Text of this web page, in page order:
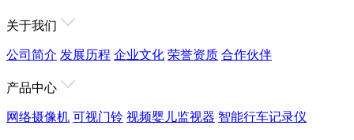
关于我们
公司简介 发展历程 企业文化 荣誉资质 合作伙伴
产品中心
网络摄像机 可视门铃 视频婴儿监视器 智能行车记录仪